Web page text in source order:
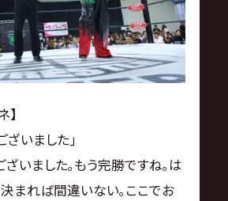
】
いました｣
いました｡もう完勝ですね｡は
まれば間違いない｡ここでお